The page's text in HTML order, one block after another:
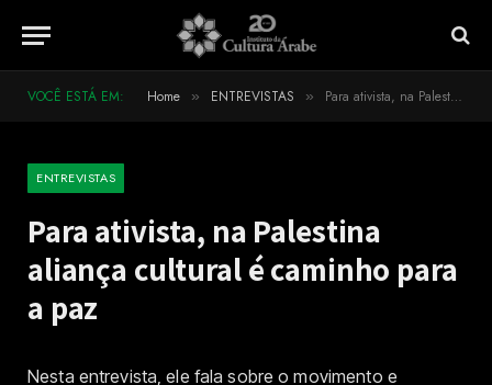
VOCÊ ESTÁ EM: Home » ENTREVISTAS » Para ativista, na Palestina aliança cultural é caminho para a paz
ENTREVISTAS
Para ativista, na Palestina
aliança cultural é caminho para
a paz
Nesta entrevista, ele fala sobre o movimento e